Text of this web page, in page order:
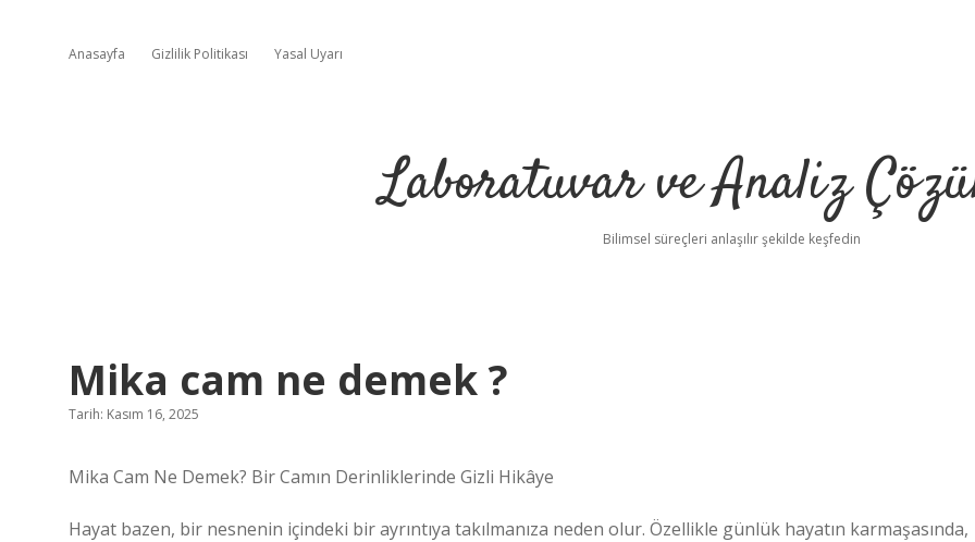
Anasayfa Gizlilik Politikası Yasal Uyarı
Laboratuvar ve Analiz
Bilimsel süreçleri anlaşılır şekilde keşfedin
Mika cam ne demek ?
Tarih: Kasım 16, 2025
Mika Cam Ne Demek? Bir Camın Derinliklerinde Gizli Hikâye
Hayat bazen, bir nesnenin içindeki bir ayrıntıya takılmanıza neden olur. Özellikle günlük hayatın karmaşasında,